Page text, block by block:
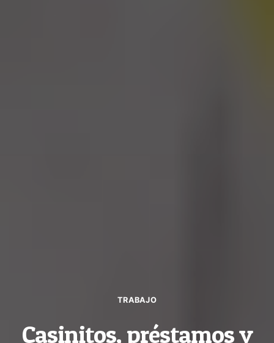
TRABAJO
Casinitos, préstamos y